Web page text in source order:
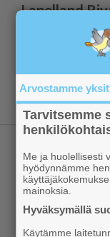
Lapelland
Näytä lisää
Arvostamme
Tarvitsemme
Me ja huolellisesti
hyödynnämme
mainoksia.
Hyväksymällä
Käytämme